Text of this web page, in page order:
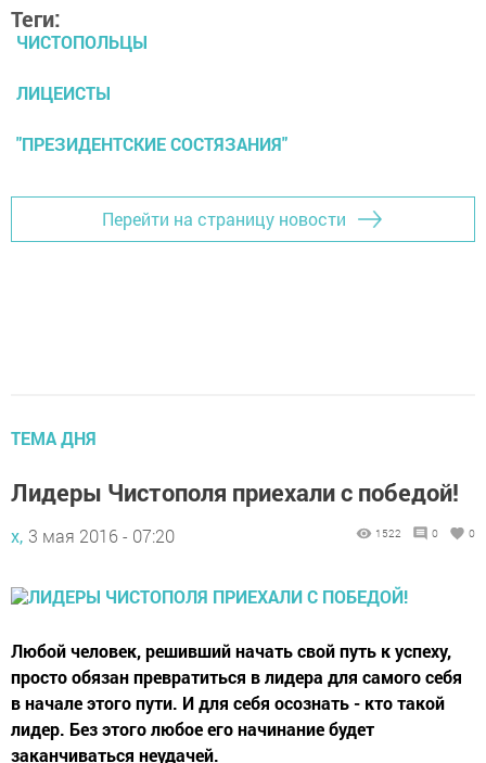
Теги:
ЧИСТОПОЛЬЦЫ
ЛИЦЕИСТЫ
"ПРЕЗИДЕНТСКИЕ СОСТЯЗАНИЯ"
Перейти на страницу новости
ТЕМА ДНЯ
Лидеры Чистополя приехали с победой!
х, 3 мая 2016 - 07:20 1522 0 0
Любой человек, решивший начать свой путь к успеху,
просто обязан превратиться в лидера для самого себя
в начале этого пути. И для себя осознать - кто такой
лидер. Без этого любое его начинание будет
заканчиваться неудачей.